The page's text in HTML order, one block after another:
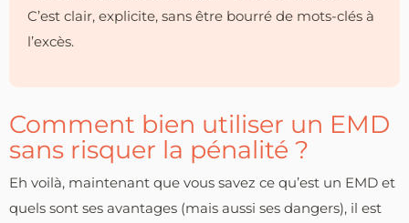
C’est clair, explicite, sans être bourré de mots-clés à
l’excès.
Comment bien utiliser un EMD
sans risquer la pénalité ?
Eh voilà, maintenant que vous savez ce qu’est un EMD et
quels sont ses avantages (mais aussi ses dangers), il est